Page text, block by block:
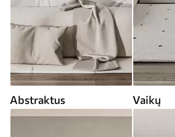
Abstraktus Vaikų